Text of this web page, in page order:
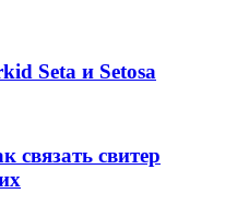
Seta и Setosa
связать свитер